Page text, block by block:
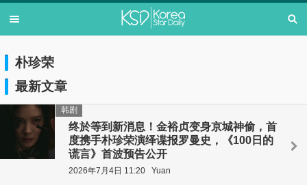
朴珍荣
最新文章
终於等到新消息！金裕贞变身京城神偷，首
度携手朴珍荣演绎谍报罗曼史，《100日的
谎言》首波预告公开
韩剧
2026年7月4日 11:20 Yuan